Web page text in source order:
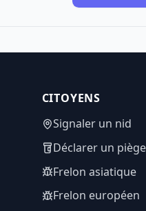
CITOYENS
Signaler un nid
Déclarer un piège
Frelon asiatique
Frelon européen